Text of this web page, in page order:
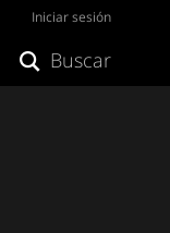
Iniciar sesión
Buscar